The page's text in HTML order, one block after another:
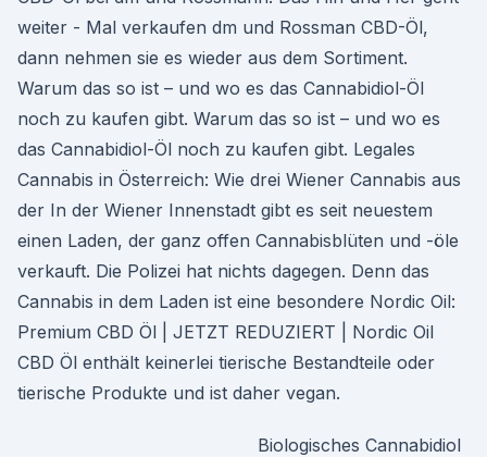
weiter - Mal verkaufen dm und Rossman CBD-Öl,
dann nehmen sie es wieder aus dem Sortiment.
Warum das so ist – und wo es das Cannabidiol-Öl
noch zu kaufen gibt. Warum das so ist – und wo es
das Cannabidiol-Öl noch zu kaufen gibt. Legales
Cannabis in Österreich: Wie drei Wiener Cannabis aus
der In der Wiener Innenstadt gibt es seit neuestem
einen Laden, der ganz offen Cannabisblüten und -öle
verkauft. Die Polizei hat nichts dagegen. Denn das
Cannabis in dem Laden ist eine besondere Nordic Oil:
Premium CBD Öl | JETZT REDUZIERT | Nordic Oil
CBD Öl enthält keinerlei tierische Bestandteile oder
tierische Produkte und ist daher vegan.
Biologisches Cannabidiol